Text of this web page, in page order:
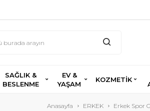
SAĞLIK &
BESLENME
EV &
YAŞAM
KOZMETİK
Anasayfa ERKEK Erkek Spor